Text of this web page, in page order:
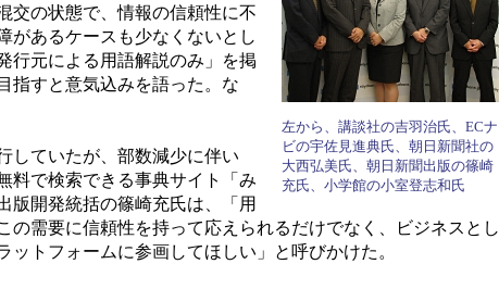
左から、講談社の吉羽治氏、ECナ
ビの宇佐見進典氏、朝日新聞社の
大西弘美氏、朝日新聞出版の篠崎
充氏、小学館の小室登志和氏
交の状態で、情報の信頼性に不
があるケースも少なくないとし
行元による用語解説のみ」を掲
指すと意気込みを語った。な
していたが、部数減少に伴い
料で検索できる事典サイト「み
版開発統括の篠崎充氏は、「用
需要に信頼性を持って応えられるだけでなく、ビジネスとし
トフォームに参画してほしい」と呼びかけた。